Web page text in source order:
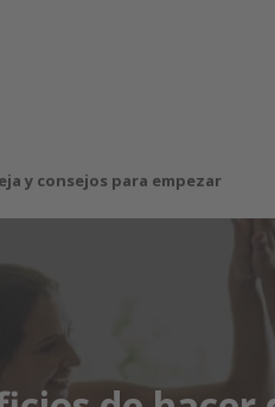
y consejos para empezar